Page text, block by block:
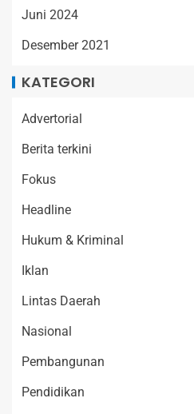
Juni 2024
Desember 2021
KATEGORI
Advertorial
Berita terkini
Fokus
Headline
Hukum & Kriminal
Iklan
Lintas Daerah
Nasional
Pembangunan
Pendidikan